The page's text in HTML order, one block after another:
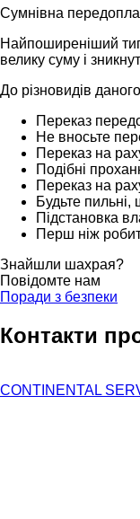
Сумнівна
Найпоширеніший
велику суму і
До різновидів
Переказ
Не вносьте
Переказ на
Подібні
Переказ на
Будьте пильні,
Підстановка
Перш ніж
Знайшли шахрая?
Повідомте нам
Поради з безпеки
Контакти
CONTINENTAL